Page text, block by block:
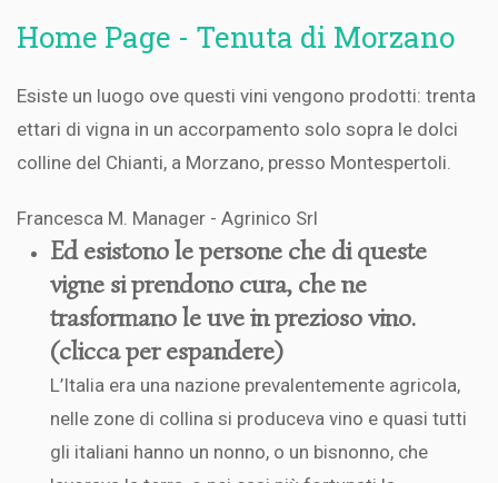
Home Page - Tenuta di Morzano
Esiste un luogo ove questi vini vengono prodotti: trenta
ettari di vigna in un accorpamento solo sopra le dolci
colline del Chianti, a Morzano, presso Montespertoli.
Francesca M. Manager - Agrinico Srl
Ed esistono le persone che di queste
vigne si prendono cura, che ne
trasformano le uve in prezioso vino.
(clicca per espandere)
L’Italia era una nazione prevalentemente agricola,
nelle zone di collina si produceva vino e quasi tutti
gli italiani hanno un nonno, o un bisnonno, che